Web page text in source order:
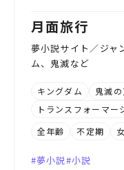
月面旅行
夢小説サイト／ジャ
ム、鬼滅など
キングダム 鬼滅の
トランスフォーマー
全年齢
不定期
夢小説 小説